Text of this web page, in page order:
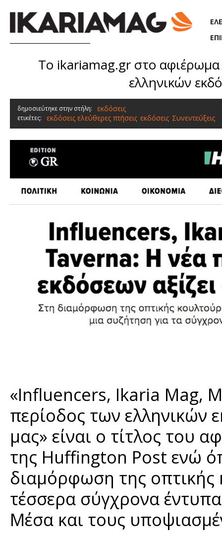
Το ikariamag.gr στο
ελληνικών
δημοσιεύτηκε στην στήλη: εκδόσεις
ετικέτες: εκδόσεις ελεύθερες πτήσεις, εκδόσεις, Συνεντεύξεις
«Influencers, Ikaria Mag,
περίοδος των ελληνικών
μας» είναι ο τίτλος του
της Huffington Post ενώ
διαμόρφωση της οπτικής
τέσσερα σύγχρονα
Μέσα και τους